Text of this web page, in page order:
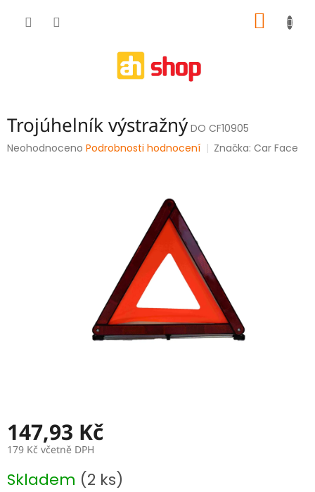
Trojúhelník výstražný DO CF10905
Průměrné
Neohodnoceno Podrobnosti hodnocení Značka:Car Face
147,93 Kč
179 Kč včetně DPH
cena:
Skladem (2 ks)